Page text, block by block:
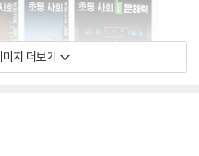
지 더보기